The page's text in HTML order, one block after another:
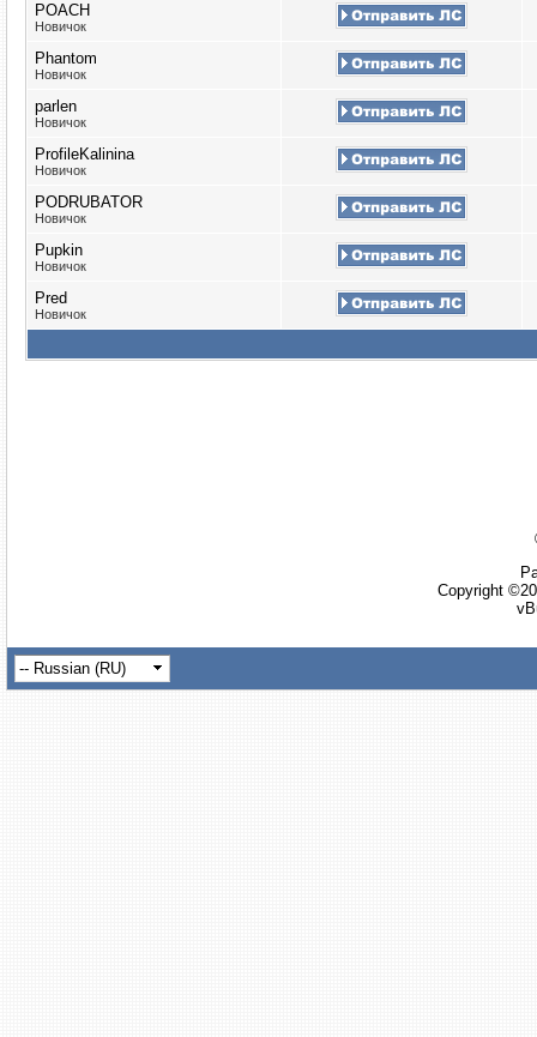
POACH
Новичок
Phantom
Новичок
parlen
Новичок
ProfileKalinina
Новичок
PODRUBATOR
Новичок
Pupkin
Новичок
Pred
Новичок
Copyright